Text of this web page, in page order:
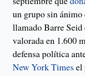
un grupo sin
llamado Barre Seid
valorada en 1.600
defensa política
New York Times el